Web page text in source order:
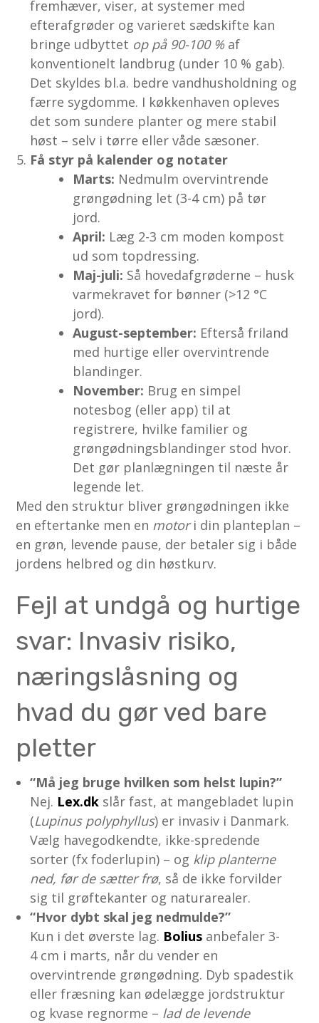
fremhæver, viser, at systemer med
efterafgrøder og varieret sædskifte kan
bringe udbyttet op på 90-100 %af
konventionelt landbrug (under 10 % gab).
Det skyldes bl.a. bedre vandhusholdning og
færre sygdomme. I køkkenhaven opleves
det som sundere planter og mere stabil
høst – selv i tørre eller våde sæsoner.
Få styr på kalender og notater
Marts: Nedmulm overvintrende
grøngødning let (3-4 cm) på tør
jord.
April: Læg 2-3 cm moden kompost
ud som topdressing.
Maj-juli: Så hovedafgrøderne – husk
varmekravet for bønner (>12 °C
jord).
August-september: Efterså friland
med hurtige eller overvintrende
blandinger.
November: Brug en simpel
notesbog (eller app) til at
registrere, hvilke familier og
grøngødningsblandinger stod hvor.
Det gør planlægningen til næste år
legende let.
Med den struktur bliver grøngødningen ikke
en eftertanke men en motori din planteplan –
en grøn, levende pause, der betaler sig i både
jordens helbred og din høstkurv.
Fejl at undgå og hurtige
svar: Invasiv risiko,
næringslåsning og
hvad du gør ved bare
pletter
“Må jeg bruge hvilken som helst lupin?”
Nej. Lex.dk slår fast, at mangebladet lupin
(Lupinus polyphyllus) er invasiv i Danmark.
Vælg havegodkendte, ikke-spredende
sorter (fx foderlupin) – og klip planterne
ned, før de sætter frø, så de ikke forvilder
sig til grøftekanter og naturarealer.
“Hvor dybt skal jeg nedmulde?”
Kun i det øverste lag. Bolius anbefaler 3-
4 cm i marts, når du vender en
overvintrende grøngødning. Dyb spadestik
eller fræsning kan ødelægge jordstruktur
og kvase regnorme – lad de levende